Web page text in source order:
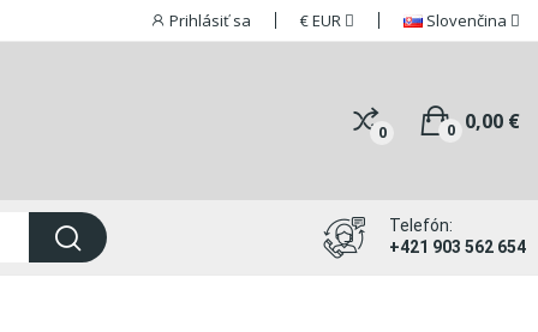
Prihlásiť sa €EUR Slovenčina
0 0,00 €
0
Telefón:
+421 903 562 654